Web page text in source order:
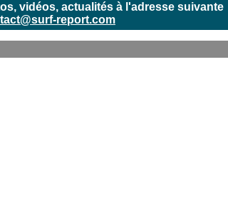
vidéos, actualités à l'adresse suivante
report.com